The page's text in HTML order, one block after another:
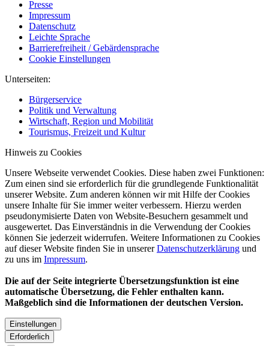
Presse
Impressum
Datenschutz
Leichte Sprache
Barrierefreiheit / Gebärdensprache
Cookie Einstellungen
Unterseiten:
Bürgerservice
Politik und Verwaltung
Wirtschaft, Region und Mobilität
Tourismus, Freizeit und Kultur
Hinweis zu Cookies
Unsere Webseite verwendet Cookies. Diese haben zwei Funktionen:
Zum einen sind sie erforderlich für die grundlegende Funktionalität
unserer Website. Zum anderen können wir mit Hilfe der Cookies
unsere Inhalte für Sie immer weiter verbessern. Hierzu werden
pseudonymisierte Daten von Website-Besuchern gesammelt und
ausgewertet. Das Einverständnis in die Verwendung der Cookies
können Sie jederzeit widerrufen. Weitere Informationen zu Cookies
auf dieser Website finden Sie in unsererDatenschutzerklärung und
zu uns im Impressum.
Die auf der Seite integrierte Übersetzungsfunktion ist eine
automatische Übersetzung, die Fehler enthalten kann.
Maßgeblich sind die Informationen der deutschen Version.
Einstellungen
Erforderlich